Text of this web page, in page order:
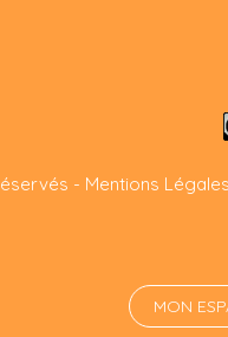
- Mentions Légales
MON